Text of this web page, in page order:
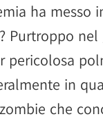
ha messo
Purtroppo
pericolosa
in
che